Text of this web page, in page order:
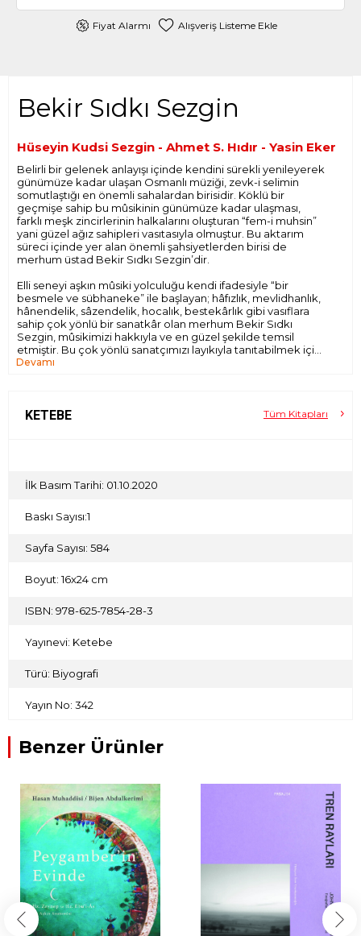
Fiyat Alarmı Alışveriş Listeme Ekle
Bekir Sıdkı Sezgin
Hüseyin Kudsi Sezgin - Ahmet S. Hıdır - Yasin Eker
Belirli bir gelenek anlayışı içinde kendini sürekli yenileyerek
günümüze kadar ulaşan Osmanlı müziği, zevk-i selimin
somutlaştığı en önemli sahalardan birisidir. Köklü bir
geçmişe sahip bu mûsikinin günümüze kadar ulaşması,
farklı meşk zincirlerinin halkalarını oluşturan “fem-i muhsin”
yani güzel ağız sahipleri vasıtasıyla olmuştur. Bu aktarım
süreci içinde yer alan önemli şahsiyetlerden birisi de
merhum üstad Bekir Sıdkı Sezgin’dir.
Elli seneyi aşkın mûsiki yolculuğu kendi ifadesiyle “bir
besmele ve sübhaneke” ile başlayan; hâfızlık, mevlidhanlık,
hânendelik, sâzendelik, hocalık, bestekârlık gibi vasıflara
sahip çok yönlü bir sanatkâr olan merhum Bekir Sıdkı
Sezgin, mûsikimizi hakkıyla ve en güzel şekilde temsil
etmiştir. Bu çok yönlü sanatçımızı layıkıyla tanıtabilmek için
ailesinden, sevdiklerinden ve sanatçının kendi kaleminden
ilişkin kapsamlı beste listesi ve daha önce yayımlanmamış
Sıdkı Sezgin’in daha iyi tanınmasına ve anlaşılmasına vesile
olması dileğiyle…
Devamı
KETEBE Tüm Kitapları
İlk Basım Tarihi: 01.10.2020
Baskı Sayısı:1
Sayfa Sayısı: 584
Boyut: 16x24 cm
ISBN: 978-625-7854-28-3
Yayınevi: Ketebe
Türü: Biyografi
Yayın No: 342
Benzer Ürünler